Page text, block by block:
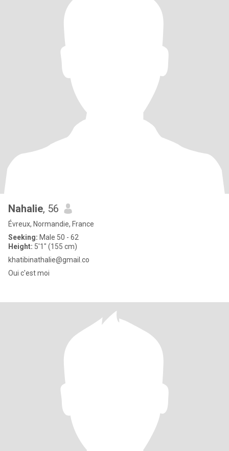
Nahalie, 56
Évreux, Normandie, France
Seeking: Male 50 - 62
Height: 5'1" (155 cm)
khatibinathalie@gmail.co
Oui c'est moi